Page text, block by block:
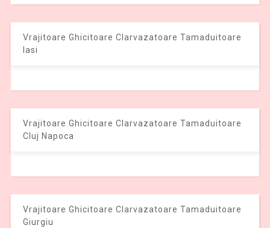
Vrajitoare Ghicitoare Clarvazatoare Tamaduitoare
Iasi
Vrajitoare Ghicitoare Clarvazatoare Tamaduitoare
Cluj Napoca
Vrajitoare Ghicitoare Clarvazatoare Tamaduitoare
Giurgiu